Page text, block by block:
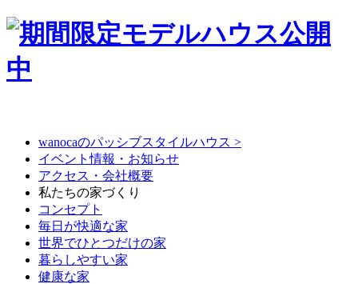
wanocaのパッシブスタイルハウス >
イベント情報・お知らせ
アクセス・会社概要
私たちの家づくり
コンセプト
毎日が快適な家
世界でひとつだけの家
暮らしやすい家
健康な家